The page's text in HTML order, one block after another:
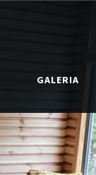
GALERIA